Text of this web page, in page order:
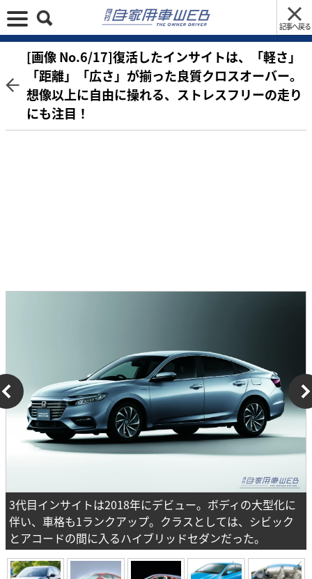
記事へ戻る
[画像 No.6/17]復活したインサイトは、「軽さ」
「距離」「広さ」が揃った良質クロスオーバー。
想像以上に自由に操れる、ストレスフリーの走り
にも注目！
3代目インサイトは2018年にデビュー。ボディの大型化に
伴い、車格も1ランクアップ。クラスとしては、シビック
とアコードの間に入るハイブリッドセダンだった。